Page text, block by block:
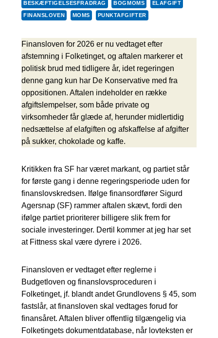
BESKÆFTIGELSESFRADRAG BOGMOMS ELAFGIFT
FINANSLOVEN MOMS PUNKTAFGIFTER
Finansloven for 2026 er nu vedtaget efter
afstemning i Folketinget, og aftalen markerer et
politisk brud med tidligere år, idet regeringen
denne gang kun har De Konservative med fra
oppositionen. Aftalen indeholder en række
afgiftslempelser, som både private og
virksomheder får glæde af, herunder midlertidig
nedsættelse af elafgiften og afskaffelse af afgifter
på sukker, chokolade og kaffe.
Kritikken fra SF har været markant, og partiet står
for første gang i denne regeringsperiode uden for
finanslovskredsen. Ifølge finansordfører Sigurd
Agersnap (SF) rammer aftalen skævt, fordi den
ifølge partiet prioriterer billigere slik frem for
sociale investeringer. Dertil kommer at jeg har set
at Fittness skal være dyrere i 2026.
Finansloven er vedtaget efter reglerne i
Budgetloven og finanslovsproceduren i
Folketinget, jf. blandt andet Grundlovens § 45, som
fastslår, at finansloven skal vedtages forud for
finansåret. Aftalen bliver offentlig tilgængelig via
Folketingets dokumentdatabase, når lovteksten er